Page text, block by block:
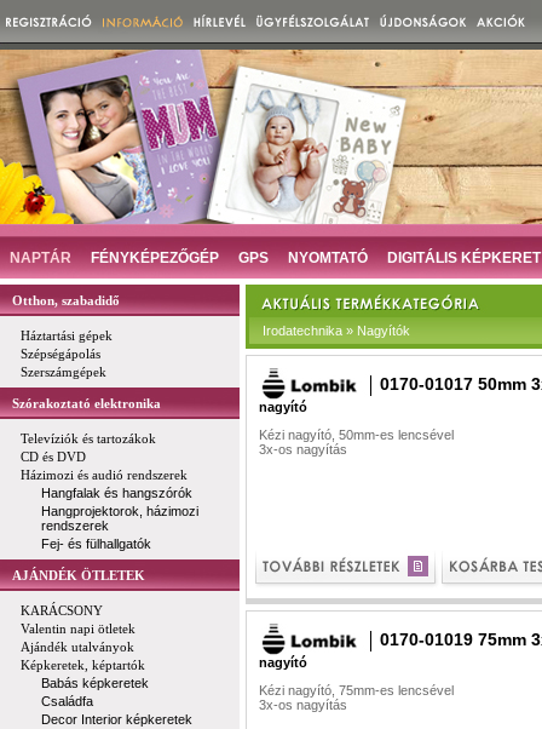
NAPTÁR FÉNYKÉPEZŐGÉP GPS NYOMTATÓ DIGITÁLIS KÉPKERET
Otthon, szabadidő
Háztartási gépek
Szépségápolás
Szerszámgépek
Szórakoztató elektronika
Televíziók és tartozákok
CD és DVD
Házimozi és audió rendszerek
Hangfalak és hangszórók
Hangprojektorok, házimozi
rendszerek
Fej- és fülhallgatók
AJÁNDÉK ÖTLETEK
KARÁCSONY
Valentin napi ötletek
Ajándék utalványok
Képkeretek, képtartók
Babás képkeretek
Családfa
Decor Interior képkeretek
Irodatechnika » Nagyítók
0170-01017 50mm
nagyító
Kézi nagyító, 50mm-es lencsével
3x-os nagyítás
0170-01019 75mm
nagyító
Kézi nagyító, 75mm-es lencsével
3x-os nagyítás